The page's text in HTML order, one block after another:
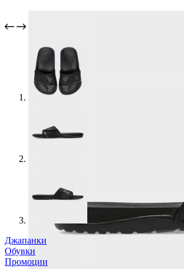
Джапанки
Обувки
Промоции